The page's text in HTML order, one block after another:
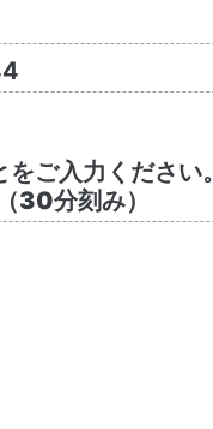
ご入力ください。
30分刻み）